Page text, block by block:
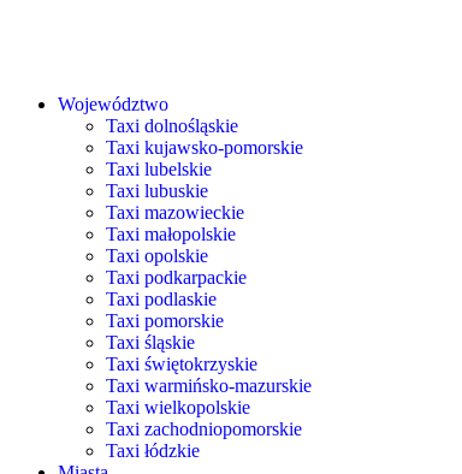
Województwo
Taxi dolnośląskie
Taxi kujawsko-pomorskie
Taxi lubelskie
Taxi lubuskie
Taxi mazowieckie
Taxi małopolskie
Taxi opolskie
Taxi podkarpackie
Taxi podlaskie
Taxi pomorskie
Taxi śląskie
Taxi świętokrzyskie
Taxi warmińsko-mazurskie
Taxi wielkopolskie
Taxi zachodniopomorskie
Taxi łódzkie